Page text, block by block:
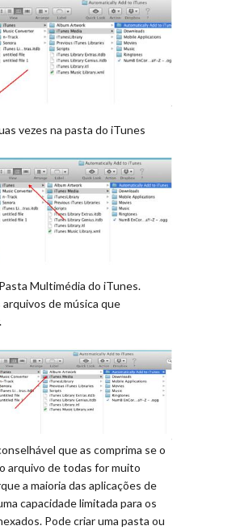
vezes na pasta do iTunes
Multimédia do iTunes.
de música que
que as comprima se o
arquivo de todas for muito
a maioria das aplicações de
capacidade limitada para os
Pode criar uma pasta ou